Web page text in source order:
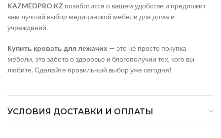
KAZMEDPRO.KZ позаботится о вашем удобстве и предложит
вам лучший выбор медицинской мебели для дома и
учреждений.
Купить кровать для лежачих — это не просто покупка
мебели, это забота о здоровье и благополучии тех, кого вы
любите. Сделайте правильный выбор уже сегодня!
УСЛОВИЯ ДОСТАВКИ И ОПЛАТЫ